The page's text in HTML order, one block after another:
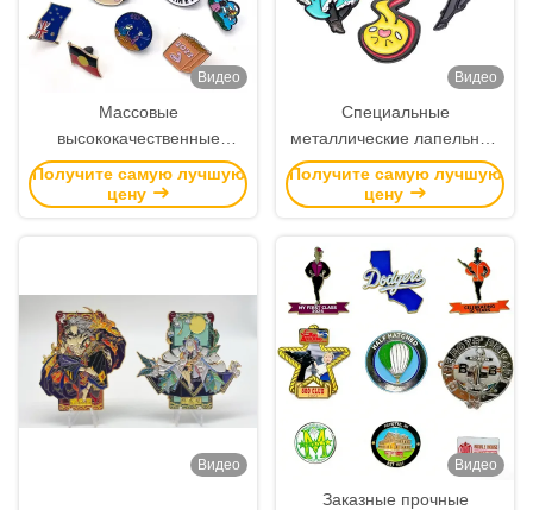
Видео
Массовые
высококачественные
индивидуальные значки с
логотипом из мягкой
Получите самую лучшую
цену
Видео
Специальные
металлические лапельные
булавки для организаций и
мероприятий
Получите самую лучшую
цену
Видео Видео
Заказные прочные